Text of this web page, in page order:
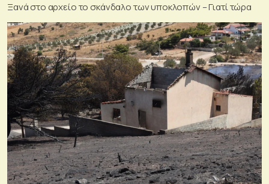
Ξανά στο αρχείο το σκάνδαλο των υποκλοπών – Γιατί τώρα